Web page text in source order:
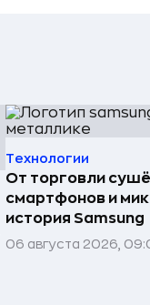
Технологии
От торговли
смартфонов и
история Samsung
06 августа 2026,